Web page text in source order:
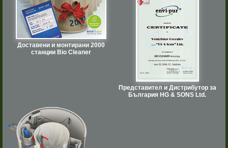
Доставени и монтирани 2000
станции Bio Cleaner
Представител и Дистрибутор за
България HG & SONS Ltd.